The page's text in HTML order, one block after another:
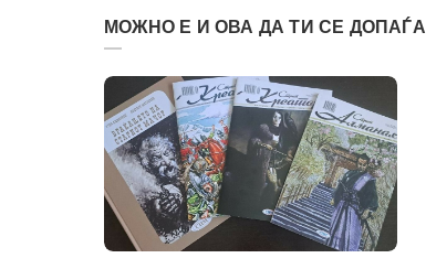
МОЖНО Е И ОВА ДА ТИ СЕ ДОПАЃА